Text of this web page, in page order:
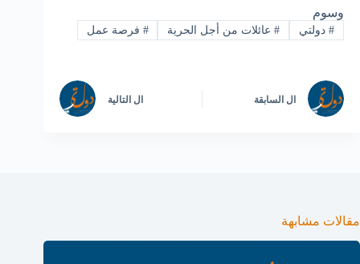
وسوم
#دولتي #عائلات من أجل الحرية # فرصة عمل
ال السابقة ال التالية
مقالات مشابهة